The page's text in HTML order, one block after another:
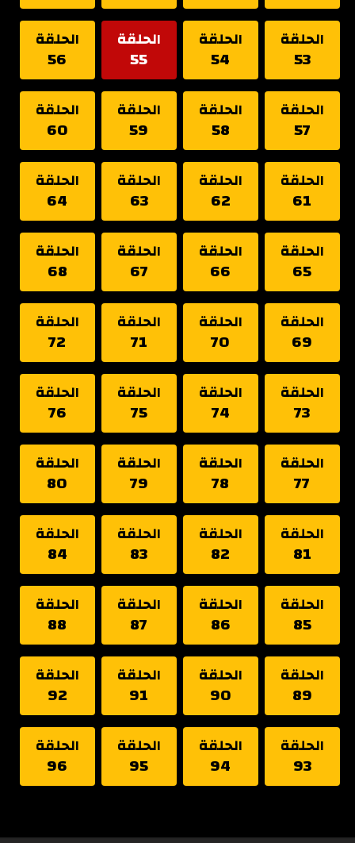
الحلقة
53
الحلقة
54
الحلقة
55
الحلقة
56
الحلقة
57
الحلقة
58
الحلقة
59
الحلقة
60
الحلقة
61
الحلقة
62
الحلقة
63
الحلقة
64
الحلقة
65
الحلقة
66
الحلقة
67
الحلقة
68
الحلقة
69
الحلقة
70
الحلقة
71
الحلقة
72
الحلقة
73
الحلقة
74
الحلقة
75
الحلقة
76
الحلقة
77
الحلقة
78
الحلقة
79
الحلقة
80
الحلقة
81
الحلقة
82
الحلقة
83
الحلقة
84
الحلقة
85
الحلقة
86
الحلقة
87
الحلقة
88
الحلقة
89
الحلقة
90
الحلقة
91
الحلقة
92
الحلقة
93
الحلقة
94
الحلقة
95
الحلقة
96